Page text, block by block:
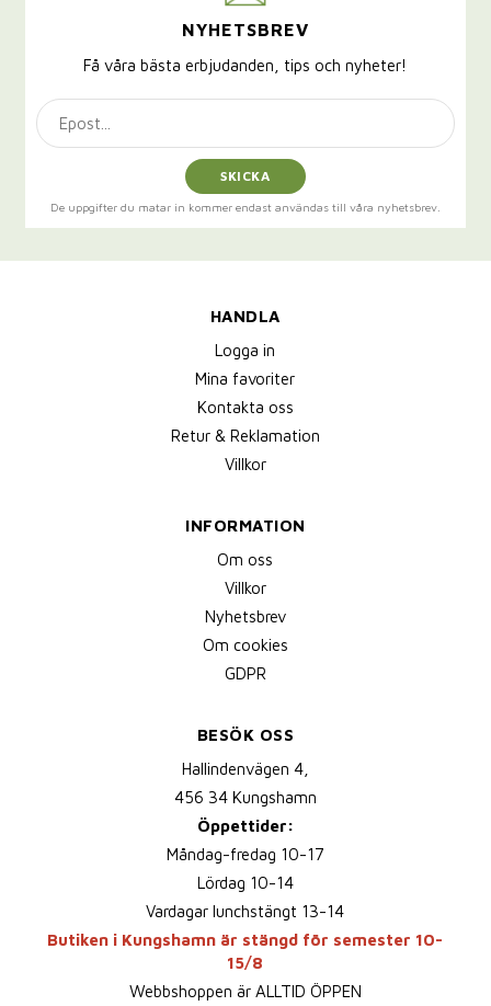
NYHETSBREV
Få våra bästa erbjudanden, tips och nyheter!
SKICKA
De uppgifter du matar in kommer endast användas till våra nyhetsbrev.
HANDLA
Logga in
Mina favoriter
Kontakta oss
Retur & Reklamation
Villkor
INFORMATION
Om oss
Villkor
Nyhetsbrev
Om cookies
GDPR
BESÖK OSS
Hallindenvägen 4,
456 34 Kungshamn
Öppettider:
Måndag-fredag 10-17
Lördag 10-14
Vardagar lunchstängt 13-14
Butiken i Kungshamn är stängd för semester 10-
15/8
Webbshoppen är ALLTID ÖPPEN